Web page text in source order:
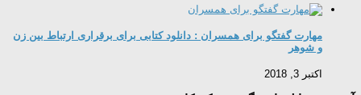
مهارت گفتگو برای همسران : دانلود کتابی برای برقراری ارتباط بین زن
و شوهر
اکتبر 3, 2018